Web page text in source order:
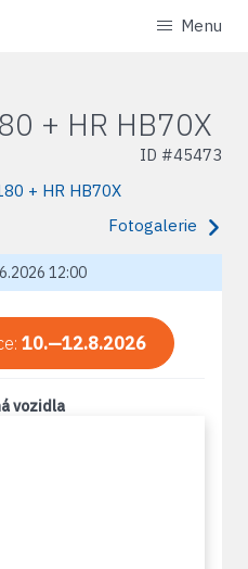
Menu
+ HR HB70X
ID #45473
Fotogalerie
12:00
10.—12.8.2026
vozidla